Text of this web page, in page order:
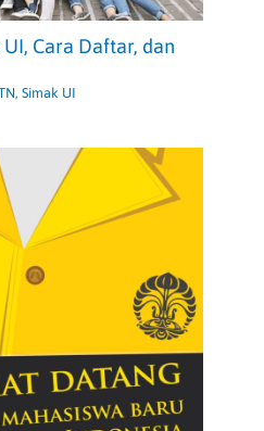
Cara Daftar, dan
,Simak UI